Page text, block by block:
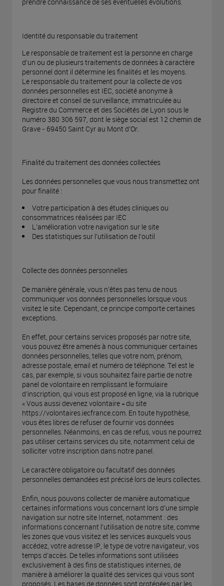
Identité du responsable du traitement
Le responsable de traitement est la personne en charge
d’un ou de plusieurs traitements de données à caractère
personnel dont il détermine les finalités et les moyens.
Le responsable du traitement pour la collecte de vos
données personnelles est IEC, société anonyme à
directoire et conseil de surveillance, immatriculée au
Registre du Commerce et des Sociétés de Lyon sous le
numéro 380 306 597, dont le siège social est 12 chemin de
Grave - 69450 Saint Cyr au Mont d’Or.
Finalité du traitement des données collectées
Les données personnelles que vous nous transmettez ont
pour finalité :
Votre participation à des études cliniques ou
consommatrices réalisées par IEC
L’amélioration votre navigation sur le site
Des statistiques sur l’utilisation de l’outil
Collecte des données personnelles
De manière générale, vous n’êtes pas tenu de nous
communiquer vos données personnelles lorsque vous
visitez le site. Cependant, ce principe comporte certaines
exceptions.
En effet, pour certains services proposés par notre site,
vous pouvez être amenés à nous communiquer certaines
données personnelles, telles que votre nom, prénom,
adresse postale, email et numéro de téléphone. Tel est le
cas, par exemple, si vous souhaitez faire partie de notre
panel de volontaire en remplissant le formulaire
d’inscription, qui vous est proposé en ligne, via la rubrique
« Vous aussi devenez volontaire » du site
https://volontaires.iecfrance.com. En toute hypothèse,
vous êtes libres de refuser de fournir vos données
personnelles. Néanmoins, en cas de refus, vous ne pourrez
pas utiliser certains services du site, notamment celui de
solliciter votre inscription dans notre panel.
Le caractère obligatoire ou facultatif des données
personnelles demandées est précisé lors de leurs collectes.
Enfin, nous pouvons collecter de manière automatique
certaines informations vous concernant lors d’une simple
navigation sur notre site Internet, notamment : des
informations concernant l’utilisation de notre site, comme
les zones que vous visitez et les services auxquels vous
accédez, votre adresse IP, le type de votre navigateur, vos
temps d’accès. De telles informations sont utilisées
exclusivement à des fins de statistiques internes, de
manière à améliorer la qualité des services qui vous sont
proposés. Les bases de données sont protégées par les